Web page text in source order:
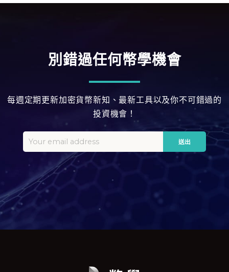
別錯過任何幣學機會
每週定期更新加密貨幣新知、最新工具以及你不可錯過的
投資機會！